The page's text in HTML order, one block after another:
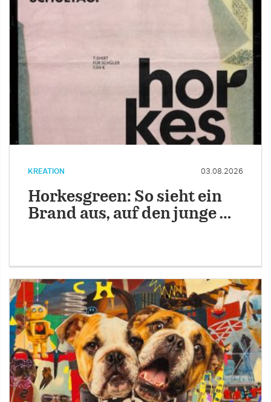
KREATION 03.08.2026
Horkesgreen: So sieht ein
Brand aus, auf den junge …